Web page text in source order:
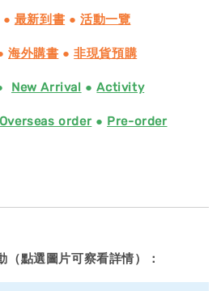
● 最新到書 ●活動一覽
海外購書 ●非現貨預購
New Arrival ●Activity
Overseas order● Pre-order
（點選圖片可察看詳情）：